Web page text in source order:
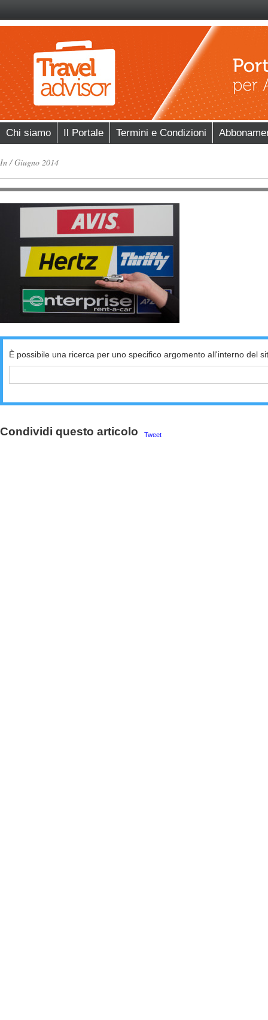
Chi siamo Il Portale Termini e Condizioni
In/Giugno 2014
È possibile una ricerca per uno specifico argomento all'interno del
Condividi questo articolo Tweet